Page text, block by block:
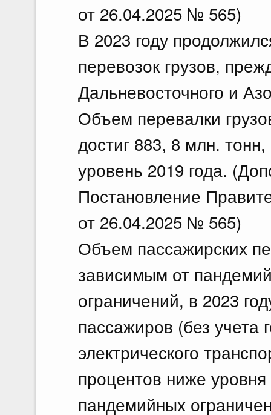
от 26.04.2025 № 565)
В 2023 году
перевозок грузов,
Дальневосточного и
Объем перевалки
достиг 883, 8 млн.
уровень 2019 года.
Постановление
от 26.04.2025 № 565)
Объем пассажирских
зависимым от
ограничений, в 2023
пассажиров (без учета
электрического
процентов ниже
пандемийных